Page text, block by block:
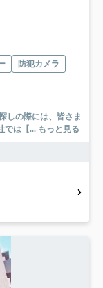
防犯カメラ
では【... もっと見る